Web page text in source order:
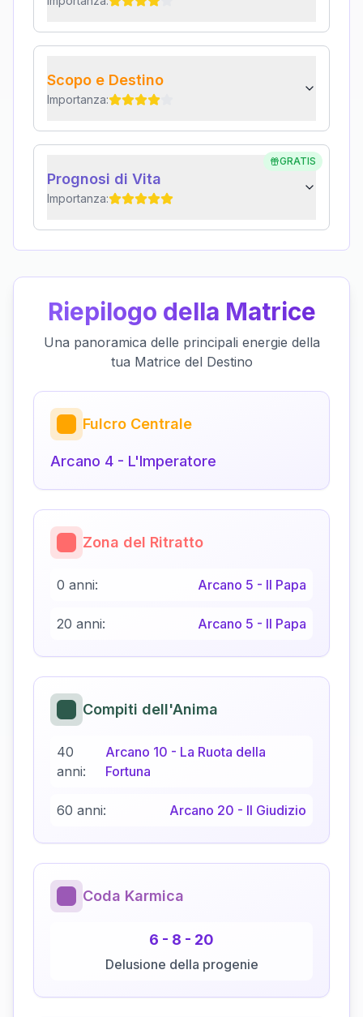
Scopo e Destino
Importanza:
GRATIS
Prognosi di Vita
Importanza:
Riepilogo della Matrice
Una panoramica delle principali energie della
tua Matrice del Destino
Fulcro Centrale
Arcano 4 - L'Imperatore
Zona del Ritratto
0 anni: Arcano 5 - Il Papa
20 anni: Arcano 5 - Il Papa
Compiti dell'Anima
40
anni:
Arcano 10 - La Ruota della
Fortuna
60 anni: Arcano 20 - Il Giudizio
Coda Karmica
6 - 8 - 20
Delusione della progenie